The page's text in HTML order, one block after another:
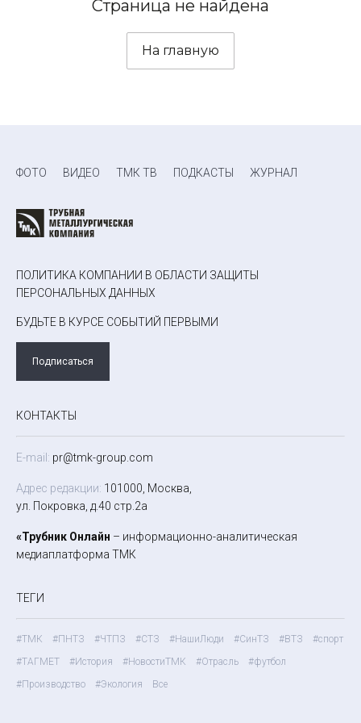
Страница не найдена
На главную
ФОТО ВИДЕО ТМК ТВ ПОДКАСТЫ ЖУРНАЛ
ПОЛИТИКА КОМПАНИИ В ОБЛАСТИ ЗАЩИТЫ
ПЕРСОНАЛЬНЫХ ДАННЫХ
БУДЬТЕ В КУРСЕ СОБЫТИЙ ПЕРВЫМИ
Подписаться
КОНТАКТЫ
E-mail: pr@tmk-group.com
Адрес редакции: 101000, Москва,
ул. Покровка, д.40 стр.2а
«Трубник Онлайн – информационно-аналитическая
медиаплатформа ТМК
ТЕГИ
#ТМК #ПНТЗ #ЧТПЗ #СТЗ #НашиЛюди #СинТЗ #ВТЗ
#спорт
#ТАГМЕТ
#История #НовостиТМК #Отрасль
#футбол
#Производство
#Экология Все